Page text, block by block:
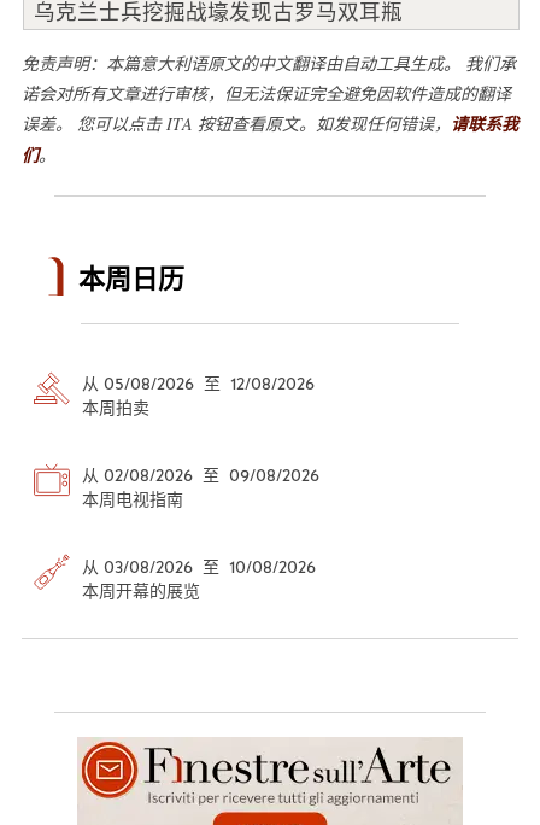
乌克兰士兵挖掘战壕发现古罗马双耳瓶
免责声明：本篇意大利语原文的中文翻译由自动工具生成。 我们承
诺会对所有文章进行审核，但无法保证完全避免因软件造成的翻译
误差。 您可以点击 ITA 按钮查看原文。如发现任何错误， 请联系我
们。
本周日历
从 05/08/2026 至 12/08/2026
本周拍卖
从 02/08/2026 至 09/08/2026
本周电视指南
从 03/08/2026 至 10/08/2026
本周开幕的展览